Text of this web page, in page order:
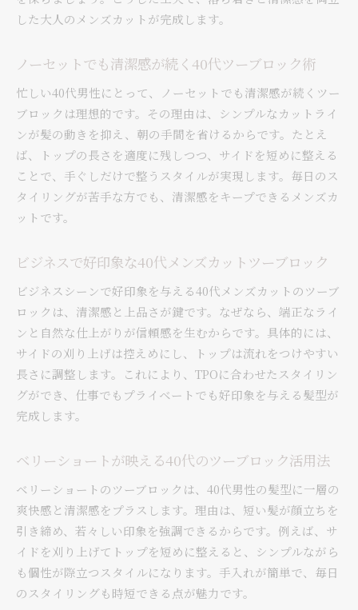
した大人のメンズカットが完成します。
ノーセットでも清潔感が続く40代ツーブロック術
忙しい40代男性にとって、ノーセットでも清潔感が続くツー
ブロックは理想的です。その理由は、シンプルなカットライ
ンが髪の動きを抑え、朝の手間を省けるからです。たとえ
ば、トップの長さを適度に残しつつ、サイドを短めに整える
ことで、手ぐしだけで整うスタイルが実現します。毎日のス
タイリングが苦手な方でも、清潔感をキープできるメンズカ
ットです。
ビジネスで好印象な40代メンズカットツーブロック
ビジネスシーンで好印象を与える40代メンズカットのツーブ
ロックは、清潔感と上品さが鍵です。なぜなら、端正なライ
ンと自然な仕上がりが信頼感を生むからです。具体的には、
サイドの刈り上げは控えめにし、トップは流れをつけやすい
長さに調整します。これにより、TPOに合わせたスタイリン
グができ、仕事でもプライベートでも好印象を与える髪型が
完成します。
ベリーショートが映える40代のツーブロック活用法
ベリーショートのツーブロックは、40代男性の髪型に一層の
爽快感と清潔感をプラスします。理由は、短い髪が顔立ちを
引き締め、若々しい印象を強調できるからです。例えば、サ
イドを刈り上げてトップを短めに整えると、シンプルながら
も個性が際立つスタイルになります。手入れが簡単で、毎日
のスタイリングも時短できる点が魅力です。